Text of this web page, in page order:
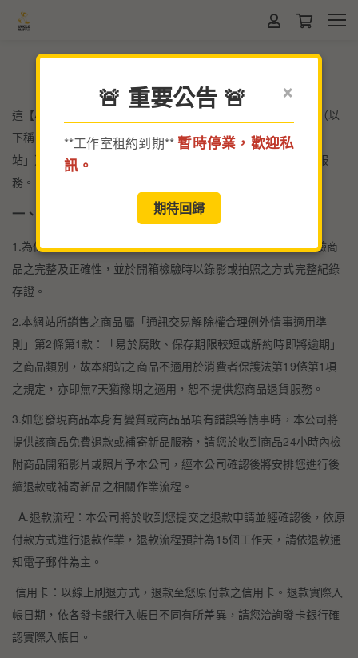
退換貨政策
這【小區叔叔】（以下稱「本品牌」）為【以利亞薩烘焙坊】（以
下稱「本公司」）所經營管理之網路零售網站（以下稱「本網
站」），本公司將透過本網站向消費者（以下稱「您」）提供服
務。
一、關於退換貨
1.為保障您的食品安全，當您收受商品時，請於到貨時立即檢驗商
品之完整及正確性，並於開箱檢驗時以錄影或拍照之方式完整紀錄
存證。
2.本網站所銷售之商品屬「通訊交易解除權合理例外情事適用準
則」第2條第1款：「易於腐敗、保存期限較短或解約時即將逾期」
之商品類別，故本網站之商品不適用於消費者保護法第19條第1項
之規定，亦即無7天猶豫期之適用，恕不提供您商品退貨服務。
3.如您發現商品本身有變質或商品品項有錯誤等情事時，本公司將
提供該商品免費退款或補寄新品服務，請您於收到商品24小時內檢
附商品開箱影片或照片予本公司，經本公司確認後將安排您進行後
續退款或補寄新品之相關作業流程。
A.退款流程：本公司將於收到您提交之退款申請並經確認後，依原
付款方式進行退款作業，退款流程預計為15個工作天，請依退款通
知電子郵件為主。
信用卡：以線上刷退方式，退款至您原付款之信用卡。退款實際入
帳日期，依各發卡銀行入帳日不同有所差異，請您洽詢發卡銀行確
認實際入帳日。
×
🚨 重要公告 🚨
**工作室租約到期**暫時停業，歡迎私
訊。
期待回歸